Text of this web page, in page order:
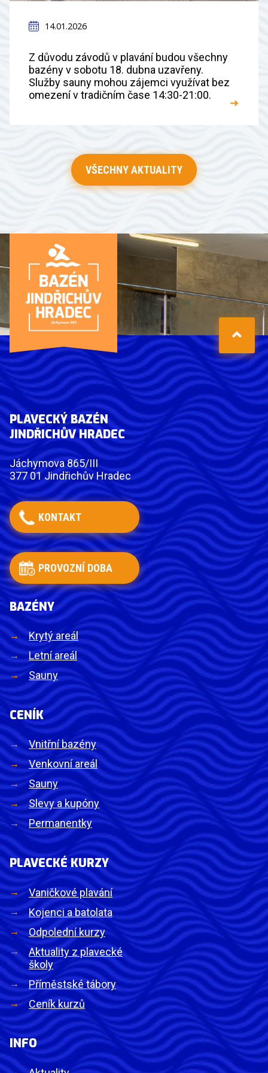
14.01.2026
Z důvodu závodů v plavání budou všechny
bazény v sobotu 18. dubna uzavřeny.
Služby sauny mohou zájemci využívat bez
omezení v tradičním čase 14:30-21:00.
➜
VŠECHNY AKTUALITY
PLAVECKÝ BAZÉN
JINDŘICHŮV HRADEC
Jáchymova 865/III
377 01 Jindřichův Hradec
KONTAKT
PROVOZNÍ DOBA
BAZÉNY
Krytý areál
Letní areál
Sauny
CENÍK
Vnitřní bazény
Venkovní areál
Sauny
Slevy a kupóny
Permanentky
PLAVECKÉ KURZY
Vaničkové plavání
Kojenci a batolata
Odpolední kurzy
Aktuality z plavecké
školy
Příměstské tábory
Ceník kurzů
INFO